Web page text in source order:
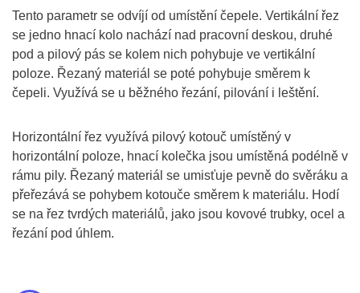
Tento parametr se odvíjí od umístění čepele. Vertikální řez
se jedno hnací kolo nachází nad pracovní deskou, druhé
pod a pilový pás se kolem nich pohybuje ve vertikální
poloze. Řezaný materiál se poté pohybuje směrem k
čepeli. Využívá se u běžného řezání, pilování i leštění.
Horizontální řez využívá pilový kotouč umístěný v
horizontální poloze, hnací kolečka jsou umístěná podélně v
rámu pily. Řezaný materiál se umisťuje pevně do svěráku a
přeřezává se pohybem kotouče směrem k materiálu. Hodí
se na řez tvrdých materiálů, jako jsou kovové trubky, ocel a
řezání pod úhlem.